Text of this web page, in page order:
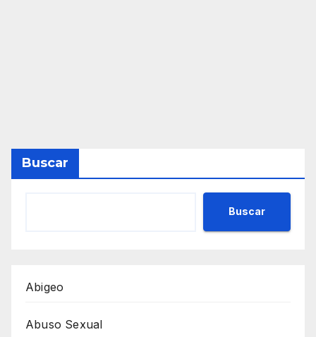
Buscar
Buscar
Abigeo
Abuso Sexual